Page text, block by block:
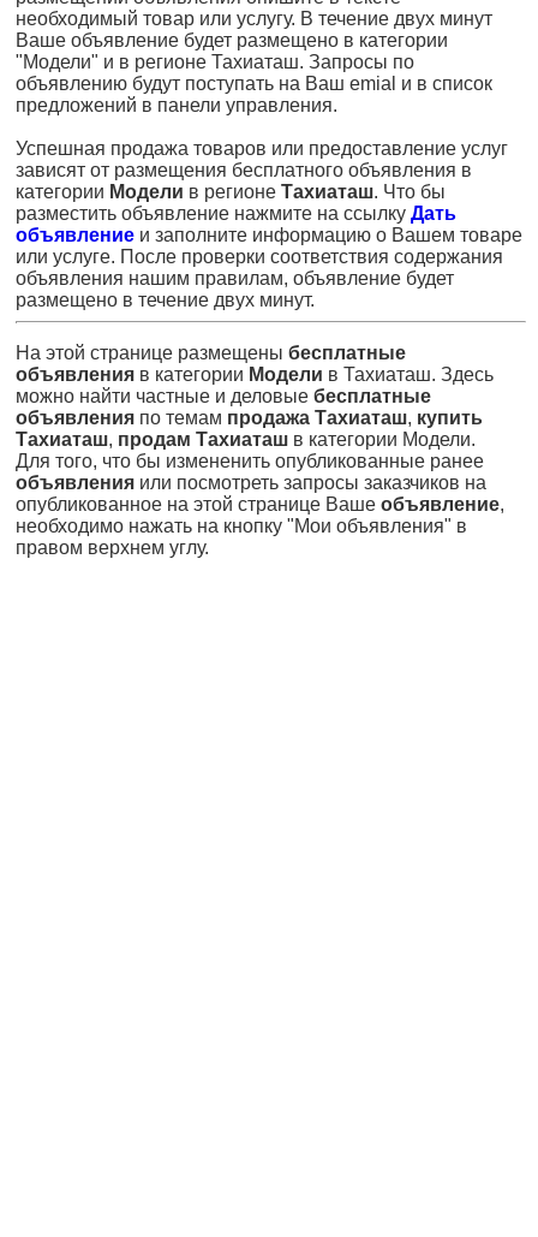
необходимый товар или услугу. В течение двух минут
Ваше объявление будет размещено в категории
"Модели" и в регионе Тахиаташ. Запросы по
объявлению будут поступать на Ваш emial и в список
предложений в панели управления.
Успешная продажа товаров или предоставление услуг
зависят от размещения бесплатного объявления в
категории Модели в регионе Тахиаташ. Что бы
разместить объявление нажмите на ссылку Дать
объявление и заполните информацию о Вашем товаре
или услуге. После проверки соответствия содержания
объявления нашим правилам, объявление будет
размещено в течение двух минут.
На этой странице размещены бесплатные
объявления в категории Модели в Тахиаташ. Здесь
можно найти частные и деловые бесплатные
объявления по темам продажа Тахиаташ, купить
Тахиаташ, продам Тахиаташ в категории Модели.
Для того, что бы измененить опубликованные ранее
объявления или посмотреть запросы заказчиков на
опубликованное на этой странице Ваше объявление,
необходимо нажать на кнопку "Мои объявления" в
правом верхнем углу.